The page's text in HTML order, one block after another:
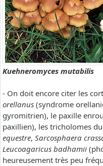
Kuehneromyces mutabilis
- On doit encore citer les
orellanus (syndrome
gyromitrien), le paxille
paxillien), les tricholomes
equestre, Sarcosphaera
Leucoagaricus badhamii
heureusement très peu